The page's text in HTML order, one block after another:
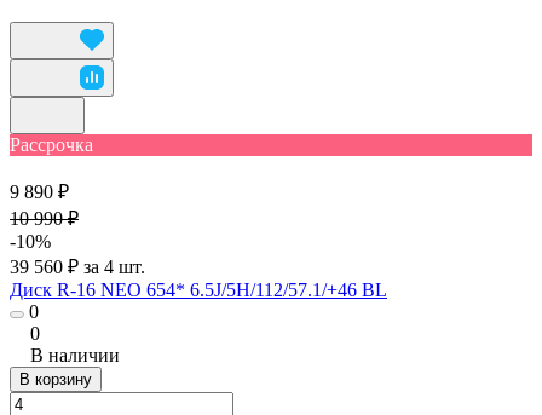
Рассрочка
9 890 ₽
10 990 ₽
-10%
39 560 ₽ за 4 шт.
Диск R-16 NEO 654* 6.5J/5H/112/57.1/+46 BL
0
0
В наличии
В корзину